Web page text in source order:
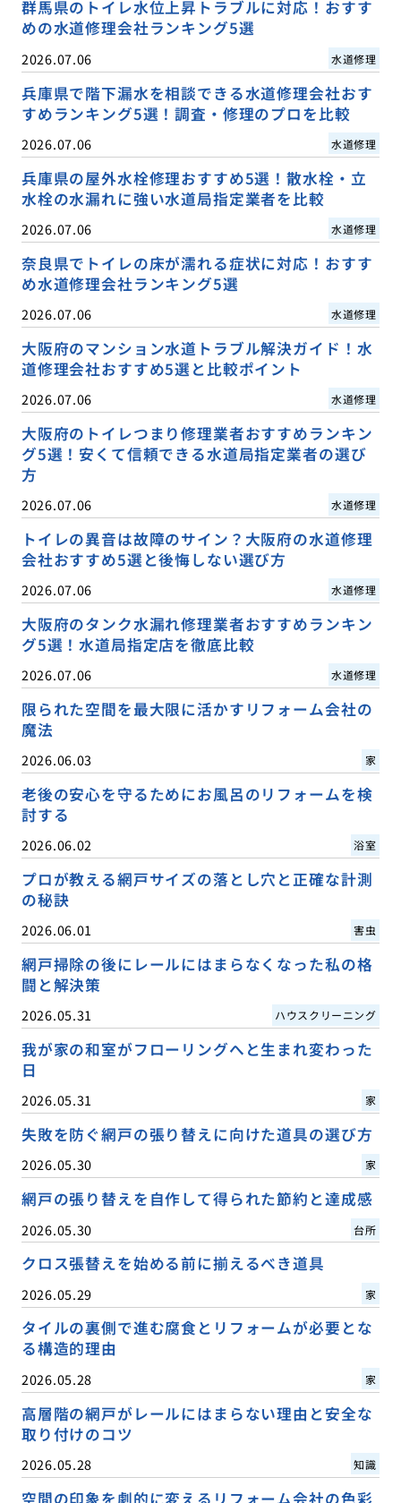
群馬県のトイレ水位上昇トラブルに対応！おすす
めの水道修理会社ランキング5選
2026.07.06 水道修理
兵庫県で階下漏水を相談できる水道修理会社おす
すめランキング5選！調査・修理のプロを比較
2026.07.06 水道修理
兵庫県の屋外水栓修理おすすめ5選！散水栓・立
水栓の水漏れに強い水道局指定業者を比較
2026.07.06 水道修理
奈良県でトイレの床が濡れる症状に対応！おすす
め水道修理会社ランキング5選
2026.07.06 水道修理
大阪府のマンション水道トラブル解決ガイド！水
道修理会社おすすめ5選と比較ポイント
2026.07.06 水道修理
大阪府のトイレつまり修理業者おすすめランキン
グ5選！安くて信頼できる水道局指定業者の選び
方
2026.07.06 水道修理
トイレの異音は故障のサイン？大阪府の水道修理
会社おすすめ5選と後悔しない選び方
2026.07.06 水道修理
大阪府のタンク水漏れ修理業者おすすめランキン
グ5選！水道局指定店を徹底比較
2026.07.06 水道修理
限られた空間を最大限に活かすリフォーム会社の
魔法
2026.06.03 家
老後の安心を守るためにお風呂のリフォームを検
討する
2026.06.02 浴室
プロが教える網戸サイズの落とし穴と正確な計測
の秘訣
2026.06.01 害虫
網戸掃除の後にレールにはまらなくなった私の格
闘と解決策
2026.05.31 ハウスクリーニング
我が家の和室がフローリングへと生まれ変わった
日
2026.05.31 家
失敗を防ぐ網戸の張り替えに向けた道具の選び方
2026.05.30 家
網戸の張り替えを自作して得られた節約と達成感
2026.05.30 台所
クロス張替えを始める前に揃えるべき道具
2026.05.29 家
タイルの裏側で進む腐食とリフォームが必要とな
る構造的理由
2026.05.28 家
高層階の網戸がレールにはまらない理由と安全な
取り付けのコツ
2026.05.28 知識
空間の印象を劇的に変えるリフォーム会社の色彩